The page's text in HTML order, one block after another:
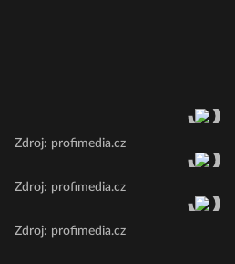
Zdroj: profimedia.cz
Zdroj: profimedia.cz
Zdroj: profimedia.cz